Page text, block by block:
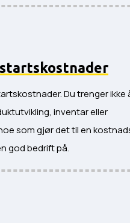
Du trenger ikke
inventar eller
som gjør det til en
god bedrift på.